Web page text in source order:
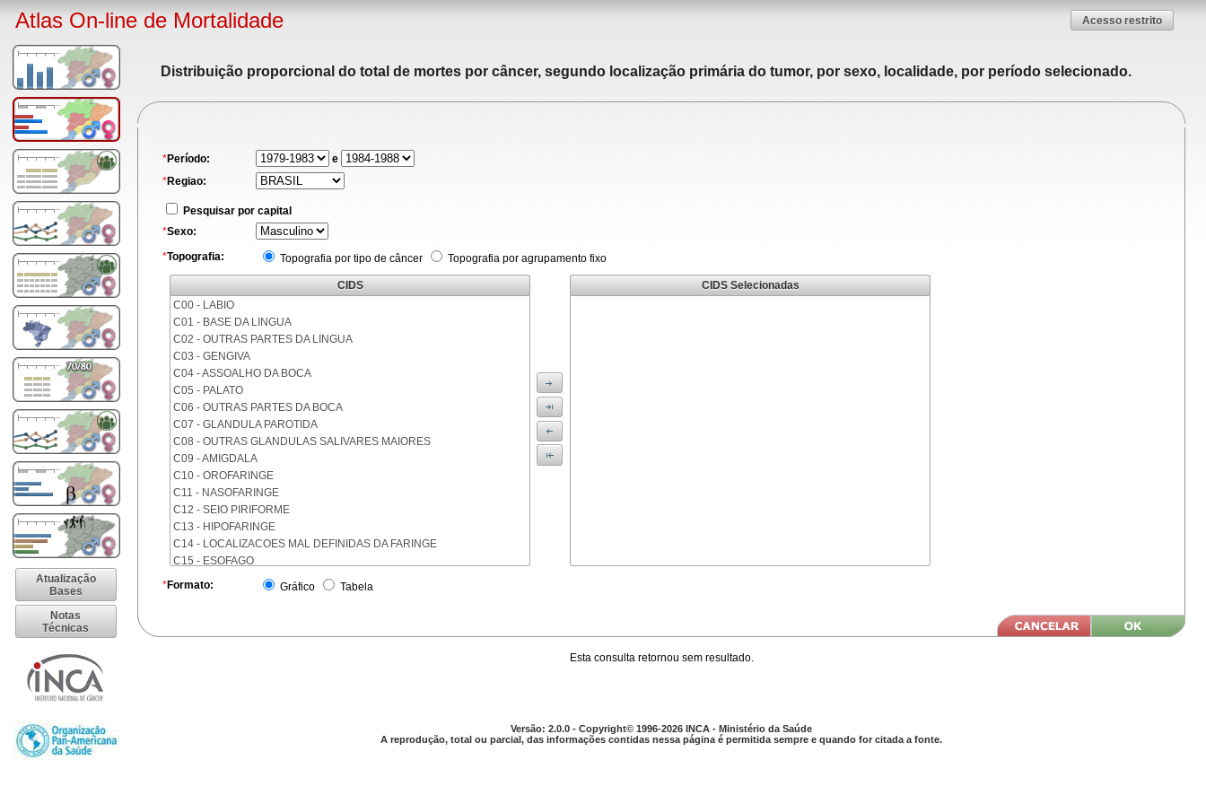
Atlas On-line de Mortalidade Acesso restrito
Atualização
Bases
Notas
Técnicas
Distribuição proporcional do total de mortes por câncer, segundo localização primária do tumor, por sexo, localidade, por período selecionado.
*Período:
e
*Regiao:
Pesquisar por capital
*Sexo:
*Topografia: Topografia por tipo de câncer Topografia por agrupamento fixo
CIDS
C00 - LABIO
C01 - BASE DA LINGUA
C02 - OUTRAS PARTES DA LINGUA
C03 - GENGIVA
C04 - ASSOALHO DA BOCA
C05 - PALATO
C06 - OUTRAS PARTES DA BOCA
C07 - GLANDULA PAROTIDA
C08 - OUTRAS GLANDULAS SALIVARES MAIORES
C09 - AMIGDALA
C10 - OROFARINGE
C11 - NASOFARINGE
C12 - SEIO PIRIFORME
C13 - HIPOFARINGE
C14 - LOCALIZACOES MAL DEFINIDAS DA FARINGE
C15 - ESOFAGO
C26 - LOCALIZACOES MAL DEFINIDAS NO APARELHO DIGESTIVO
CIDS Selecionadas
*Formato: Gráfico Tabela
Esta consulta retornou sem resultado.
Versão: 2.0.0 - Copyright© 1996-2026 INCA - Ministério da Saúde
A reprodução, total ou parcial, das informações contidas nessa página é permitida sempre e quando for citada a fonte.